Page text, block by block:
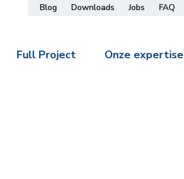
Blog Downloads Jobs FAQ
Full Project Onze expertise